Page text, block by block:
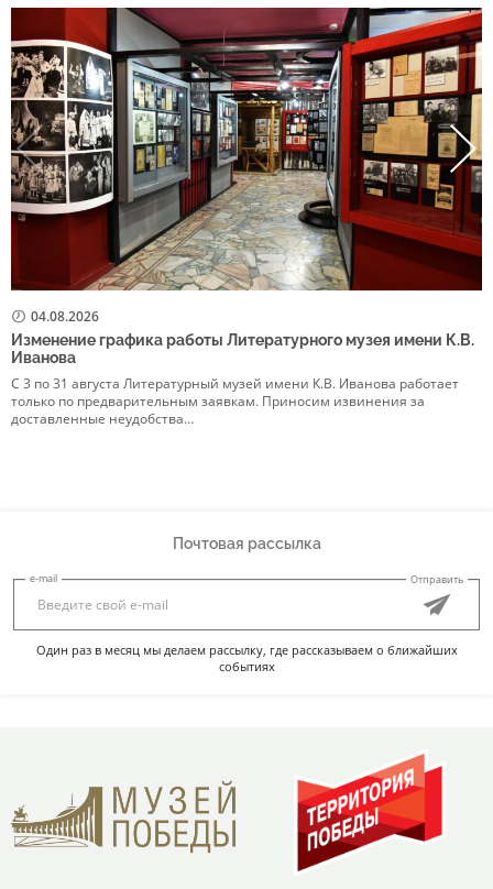
04.08.2026
Изменение графика работы Литературного музея имени К.В.
Иванова
С 3 по 31 августа Литературный музей имени К.В. Иванова работает
только по предварительным заявкам. Приносим извинения за
доставленные неудобства…
Почтовая рассылка
e-mail Отправить
Один раз в месяц мы делаем рассылку, где рассказываем о ближайших
событиях